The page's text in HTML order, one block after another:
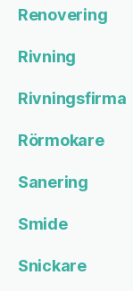
Renovering
Rivning
Rivningsfirma
Rörmokare
Sanering
Smide
Snickare